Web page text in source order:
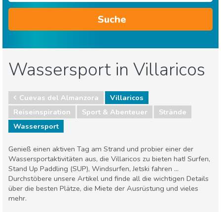
Suche
Wassersport in Villaricos
Cuevas del Almanzora
Villaricos
Reiseinspiration
Sport & Abenteuer
Strände
Wassersport
Genieß einen aktiven Tag am Strand und probier einer der
Wassersportaktivitäten aus, die Villaricos zu bieten hat! Surfen,
Stand Up Paddling (SUP), Windsurfen, Jetski fahren ...
Durchstöbere unsere Artikel und finde all die wichtigen Details
über die besten Plätze, die Miete der Ausrüstung und vieles
mehr.